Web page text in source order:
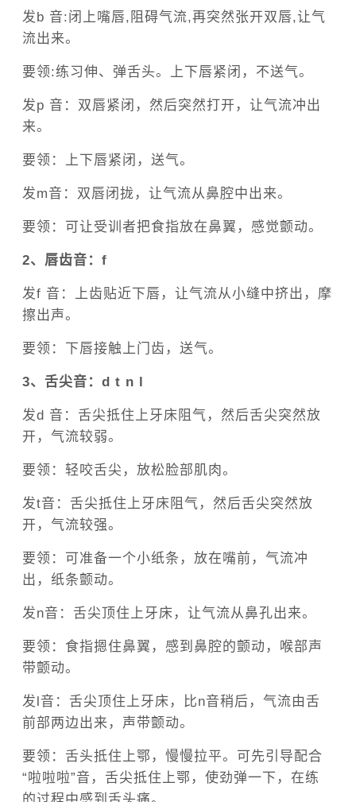
发b 音:闭上嘴唇,阻碍气流,再突然张开双唇,让气
流出来。
要领:练习伸、弹舌头。上下唇紧闭，不送气。
发p 音：双唇紧闭，然后突然打开，让气流冲出
来。
要领：上下唇紧闭，送气。
发m音：双唇闭拢，让气流从鼻腔中出来。
要领：可让受训者把食指放在鼻翼，感觉颤动。
2、唇齿音：f
发f 音：上齿贴近下唇，让气流从小缝中挤出，摩
擦出声。
要领：下唇接触上门齿，送气。
3、舌尖音：d t n l
发d 音：舌尖抵住上牙床阻气，然后舌尖突然放
开，气流较弱。
要领：轻咬舌尖，放松脸部肌肉。
发t音：舌尖抵住上牙床阻气，然后舌尖突然放
开，气流较强。
要领：可准备一个小纸条，放在嘴前，气流冲
出，纸条颤动。
发n音：舌尖顶住上牙床，让气流从鼻孔出来。
要领：食指摁住鼻翼，感到鼻腔的颤动，喉部声
带颤动。
发l音：舌尖顶住上牙床，比n音稍后，气流由舌
前部两边出来，声带颤动。
要领：舌头抵住上鄂，慢慢拉平。可先引导配合
“啦啦啦”音，舌尖抵住上鄂，使劲弹一下，在练